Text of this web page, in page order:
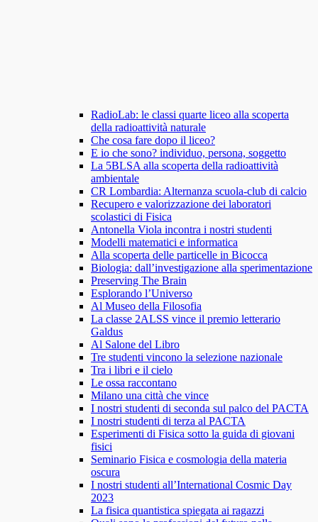
RadioLab: le classi quarte liceo alla scoperta
della radioattività naturale
Che cosa fare dopo il liceo?
E io che sono? individuo, persona, soggetto
La 5BLSA alla scoperta della radioattività
ambientale
CR Lombardia: Alternanza scuola-club di calcio
Recupero e valorizzazione dei laboratori
scolastici di Fisica
Antonella Viola incontra i nostri studenti
Modelli matematici e informatica
Alla scoperta delle particelle in Bicocca
Biologia: dall’investigazione alla sperimentazione
Preserving The Brain
Esplorando l’Universo
Al Museo della Filosofia
La classe 2ALSS vince il premio letterario
Galdus
Al Salone del Libro
Tre studenti vincono la selezione nazionale
Tra i libri e il cielo
Le ossa raccontano
Milano una città che vince
I nostri studenti di seconda sul palco del PACTA
I nostri studenti di terza al PACTA
Esperimenti di Fisica sotto la guida di giovani
fisici
Seminario Fisica e cosmologia della materia
oscura
I nostri studenti all’International Cosmic Day
2023
La fisica quantistica spiegata ai ragazzi